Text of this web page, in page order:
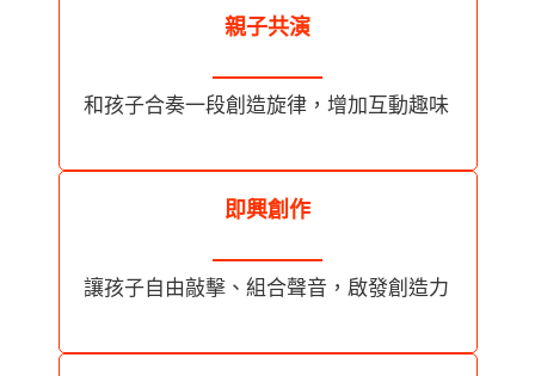
親⼦共演
和孩⼦合奏⼀段創造旋律，增加互動趣味
即興創作
讓孩⼦⾃由敲擊、組合聲⾳，啟發創造⼒